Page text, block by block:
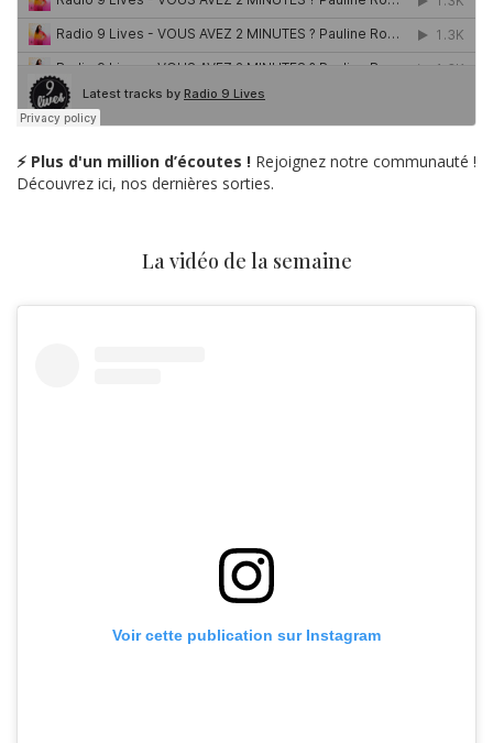
⚡ Plus d'un million d’écoutes ! Rejoignez notre communauté !
Découvrez ici, nos dernières sorties.
La vidéo de la semaine
Voir cette publication sur Instagram